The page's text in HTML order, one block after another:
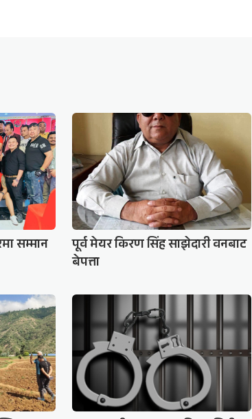
सम्मान
पूर्व मेयर किरण सिंह साझेदारी वनबाट
बेपत्ता